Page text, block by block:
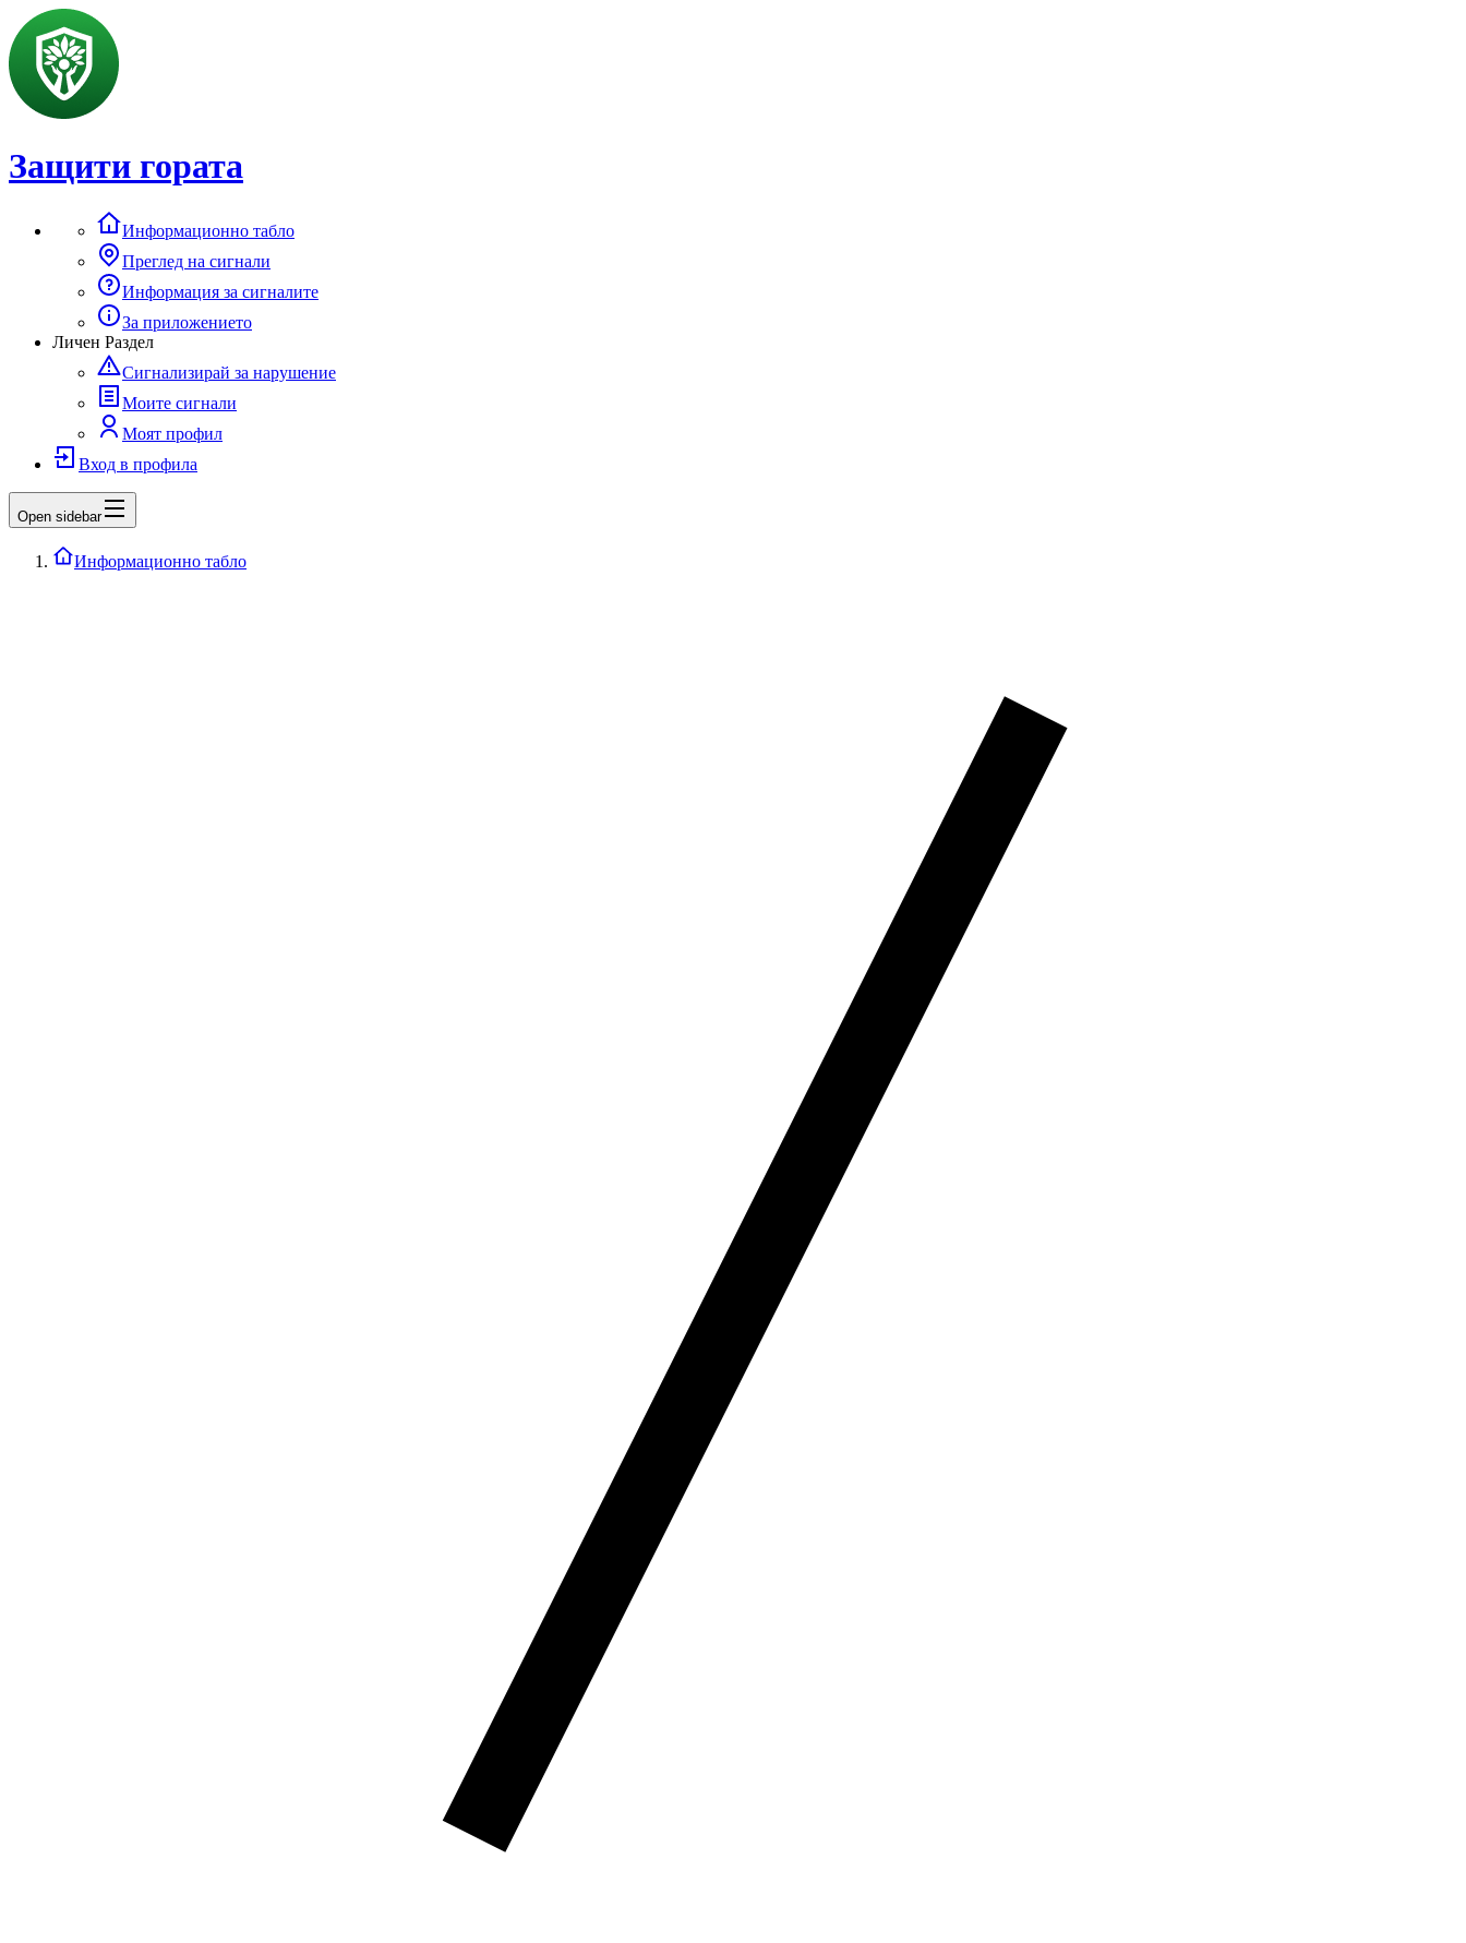
Защити гората
Информационно табло
Преглед на сигнали
Информация за сигналите
За приложението
Личен Раздел
Сигнализирай за нарушение
Моите сигнали
Моят профил
Вход в профила
Open sidebar
Информационно табло